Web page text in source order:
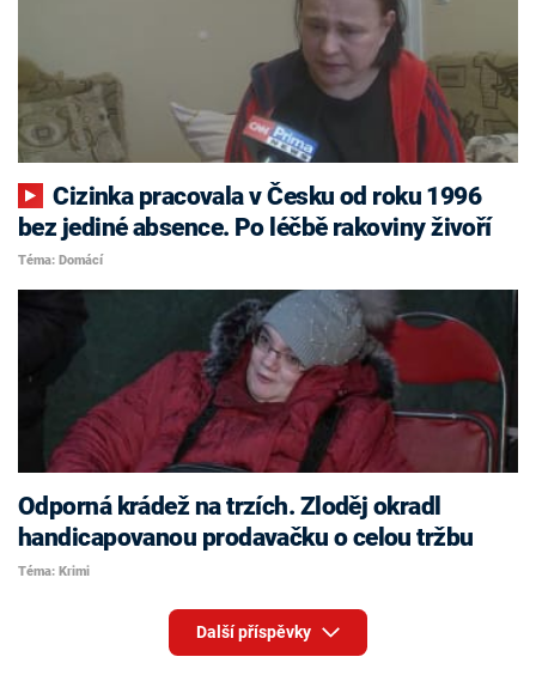
Cizinka pracovala v Česku od roku 1996
bez jediné absence. Po léčbě rakoviny živoří
Téma: Domácí
Odporná krádež na trzích. Zloděj okradl
handicapovanou prodavačku o celou tržbu
Téma: Krimi
Další příspěvky